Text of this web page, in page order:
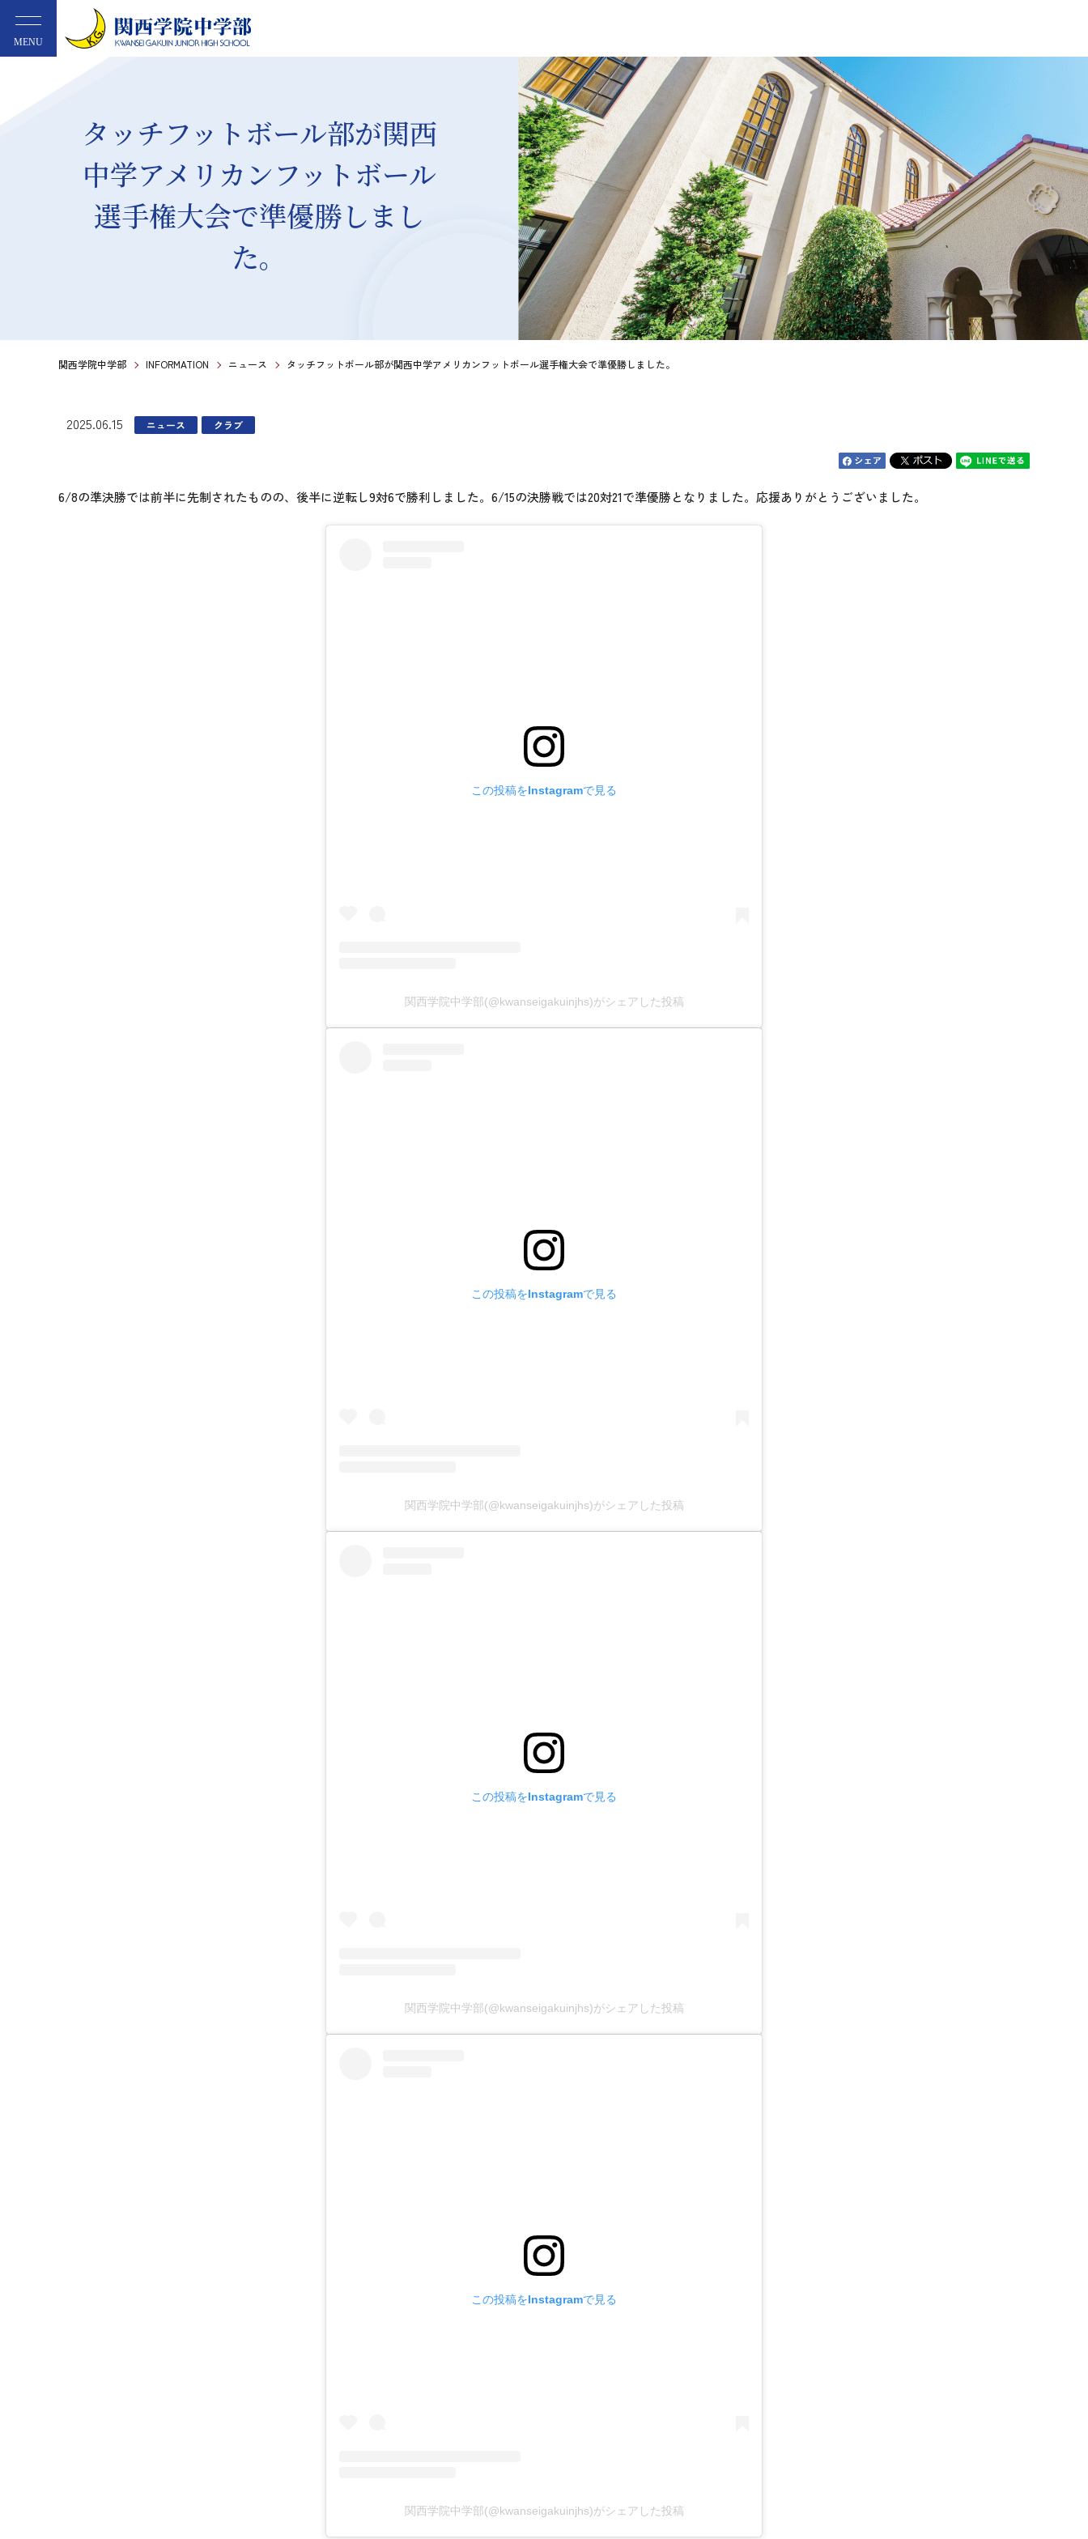
MENU
タッチフットボール部が関西
中学アメリカンフットボール
選手権大会で準優勝しまし
た。
関西学院中学部 INFORMATION ニュース タッチフットボール部が関西中学アメリカンフットボール選手権大会で準優勝しました。
2025.06.15 ニュース クラブ
6/8の準決勝では前半に先制されたものの、後半に逆転し9対6で勝利しました。6/15の決勝戦では20対21で準優勝となりました。応援ありがとうございました。
この投稿をInstagramで見る
関西学院中学部(@kwanseigakuinjhs)がシェアした投稿
この投稿をInstagramで見る
関西学院中学部(@kwanseigakuinjhs)がシェアした投稿
この投稿をInstagramで見る
関西学院中学部(@kwanseigakuinjhs)がシェアした投稿
この投稿をInstagramで見る
関西学院中学部(@kwanseigakuinjhs)がシェアした投稿